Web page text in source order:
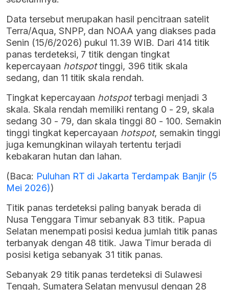
Data tersebut merupakan hasil pencitraan satelit
Terra/Aqua, SNPP, dan NOAA yang diakses pada
Senin (15/6/2026) pukul 11.39 WIB. Dari 414 titik
panas terdeteksi, 7 titik dengan tingkat
kepercayaan hotspottinggi, 396 titik skala
sedang, dan 11 titik skala rendah.
Tingkat kepercayaan hotspotterbagi menjadi 3
skala. Skala rendah memiliki rentang 0 - 29, skala
sedang 30 - 79, dan skala tinggi 80 - 100. Semakin
tinggi tingkat kepercayaan hotspot, semakin tinggi
juga kemungkinan wilayah tertentu terjadi
kebakaran hutan dan lahan.
(Baca: Puluhan RT di Jakarta Terdampak Banjir (5
Mei 2026))
Titik panas terdeteksi paling banyak berada di
Nusa Tenggara Timur sebanyak 83 titik. Papua
Selatan menempati posisi kedua jumlah titik panas
terbanyak dengan 48 titik. Jawa Timur berada di
posisi ketiga sebanyak 31 titik panas.
Sebanyak 29 titik panas terdeteksi di Sulawesi
Tengah, Sumatera Selatan menyusul dengan 28